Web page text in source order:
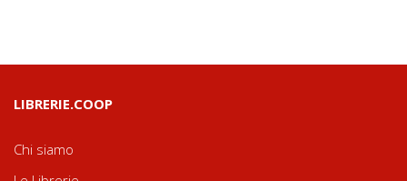
LIBRERIE.COOP
Chi siamo